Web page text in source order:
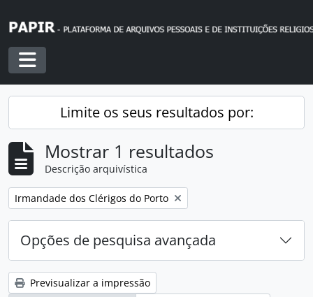
Toggle navigation
Limite os seus resultados por:
Mostrar 1 resultados
Descrição arquivística
Remover filtro:
Irmandade dos Clérigos do Porto
Opções de pesquisa avançada
Previsualizar a impressão